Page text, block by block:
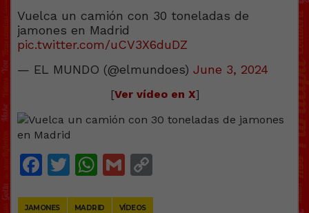
Vuelca un camión con 30 toneladas de
jamones en Madrid
pic.twitter.com/uCV3X6duDZ
— EL MUNDO (@elmundoes) June 3, 2024
[Ver vídeo en X]
Facebook
Twitter
WhatsApp
Gmail
JAMONES MADRID VÍDEOS